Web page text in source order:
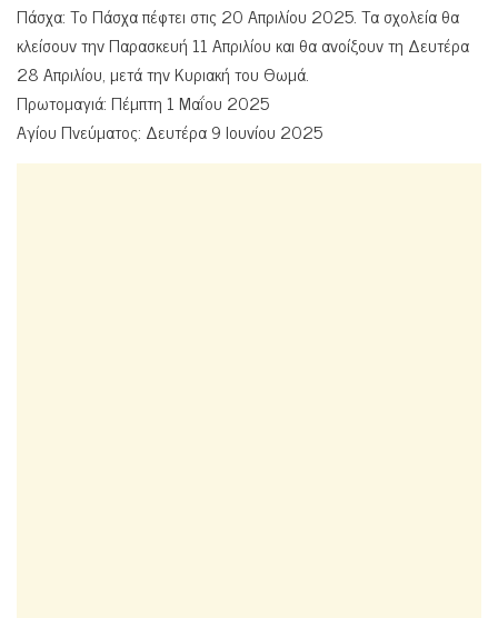
Πάσχα: Το Πάσχα πέφτει στις 20 Απριλίου 2025. Τα σχολεία θα
κλείσουν την Παρασκευή 11 Απριλίου και θα ανοίξουν τη Δευτέρα
28 Απριλίου, μετά την Κυριακή του Θωμά.
Πρωτομαγιά: Πέμπτη 1 Μαΐου 2025
Αγίου Πνεύματος: Δευτέρα 9 Ιουνίου 2025